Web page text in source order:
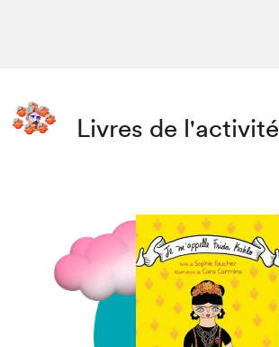
Livres de l'activité